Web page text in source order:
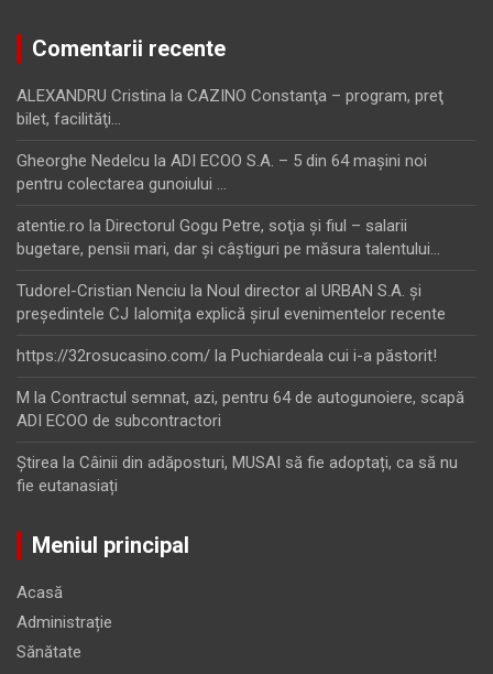
Comentarii recente
ALEXANDRU Cristina la CAZINO Constanţa – program, preţ
bilet, facilităţi…
Gheorghe Nedelcu la ADI ECOO S.A. – 5 din 64 maşini noi
pentru colectarea gunoiului …
atentie.ro la Directorul Gogu Petre, soţia şi fiul – salarii
bugetare, pensii mari, dar şi câştiguri pe măsura talentului…
Tudorel-Cristian Nenciu la Noul director al URBAN S.A. şi
preşedintele CJ Ialomiţa explică şirul evenimentelor recente
https://32rosucasino.com/ la Puchiardeala cui i-a păstorit!
M la Contractul semnat, azi, pentru 64 de autogunoiere, scapă
ADI ECOO de subcontractori
Ştirea la Câinii din adăposturi, MUSAI să fie adoptați, ca să nu
fie eutanasiați
Meniul principal
Acasă
Administrație
Sănătate